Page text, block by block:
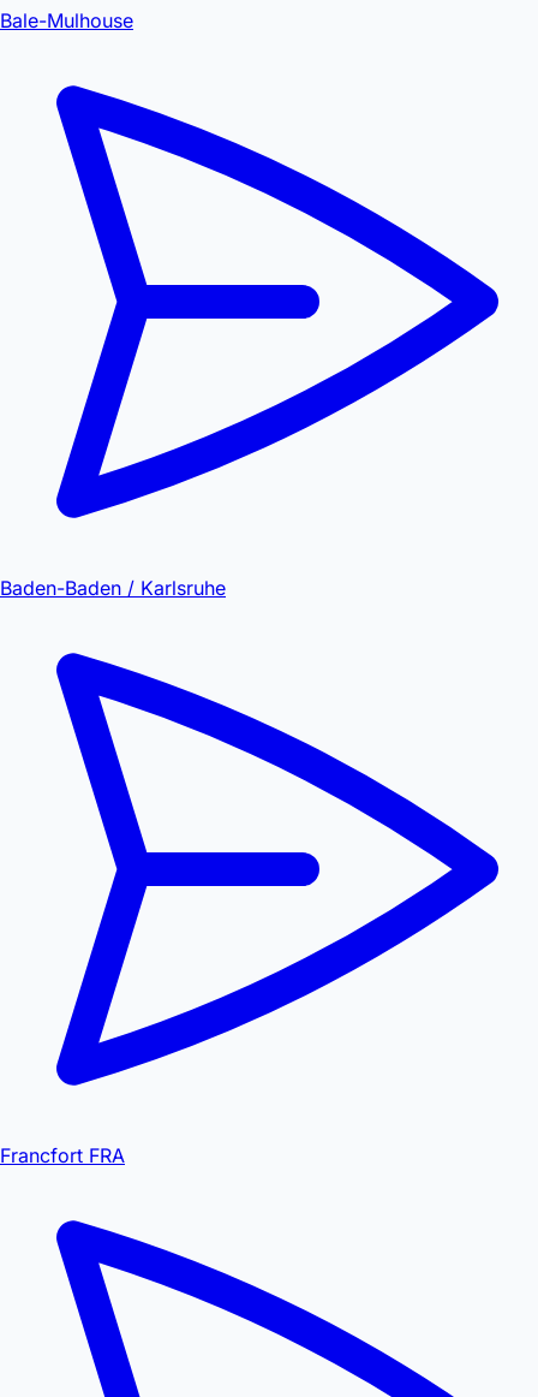
Bale-Mulhouse
Baden-Baden / Karlsruhe
Francfort FRA